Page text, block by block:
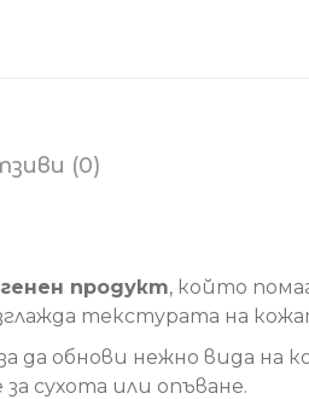
(0)
продукт, който
текстурата на
да обнови нежно вида на
сухота или опъване.